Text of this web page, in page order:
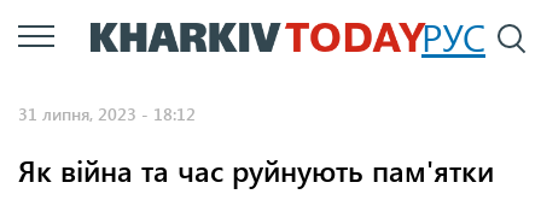
Перейти
до
РУС
31 липня, 2023 - 18:12
Як війна та час руйнують пам'ятки